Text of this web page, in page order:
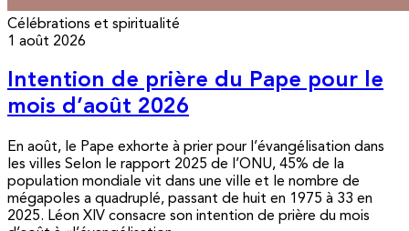
Célébrations et spiritualité
1 août 2026
Intention de prière du Pape pour le
mois d’août 2026
En août, le Pape exhorte à prier pour l’évangélisation dans
les villes Selon le rapport 2025 de l’ONU, 45% de la
population mondiale vit dans une ville et le nombre de
mégapoles a quadruplé, passant de huit en 1975 à 33 en
2025. Léon XIV consacre son intention de prière du mois